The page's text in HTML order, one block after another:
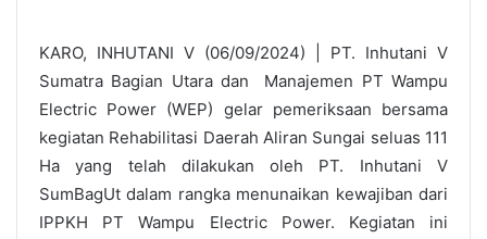
KARO, INHUTANI V (06/09/2024) | PT. Inhutani V
Sumatra Bagian Utara dan Manajemen PT Wampu
Electric Power (WEP) gelar pemeriksaan bersama
kegiatan Rehabilitasi Daerah Aliran Sungai seluas 111
Ha yang telah dilakukan oleh PT. Inhutani V
SumBagUt dalam rangka menunaikan kewajiban dari
IPPKH PT Wampu Electric Power. Kegiatan ini